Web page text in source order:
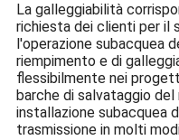
La galleggiabilità
richiesta dei clienti per il
l'operazione subacquea
riempimento e di
flessibilmente nei
barche di salvataggio
installazione subacquea
trasmissione in molti